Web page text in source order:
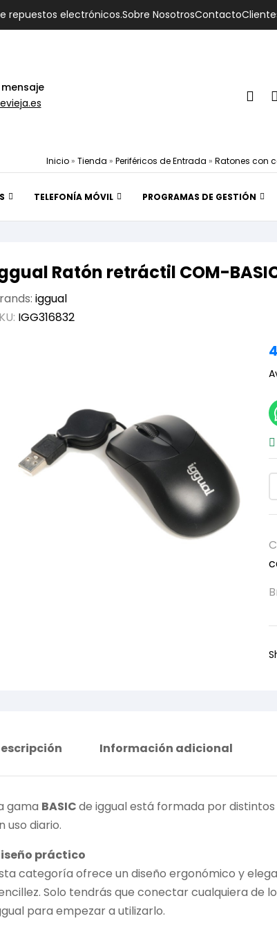
repuestos electrónicos.Sobre NosotrosContacto
Inicio » Tienda » Periféricos de Entrada » Ratones con
TELEFONÍA MÓVIL PROGRAMAS DE GESTIÓN
Ratón retráctil COM-
iggual
IGG316832
Información adicional
gama BASICde iggual está formada por
uso diario.
práctico
categoría ofrece un diseño ergonómico y
Solo tendrás que conectar cualquiera de
para empezar a utilizarlo.